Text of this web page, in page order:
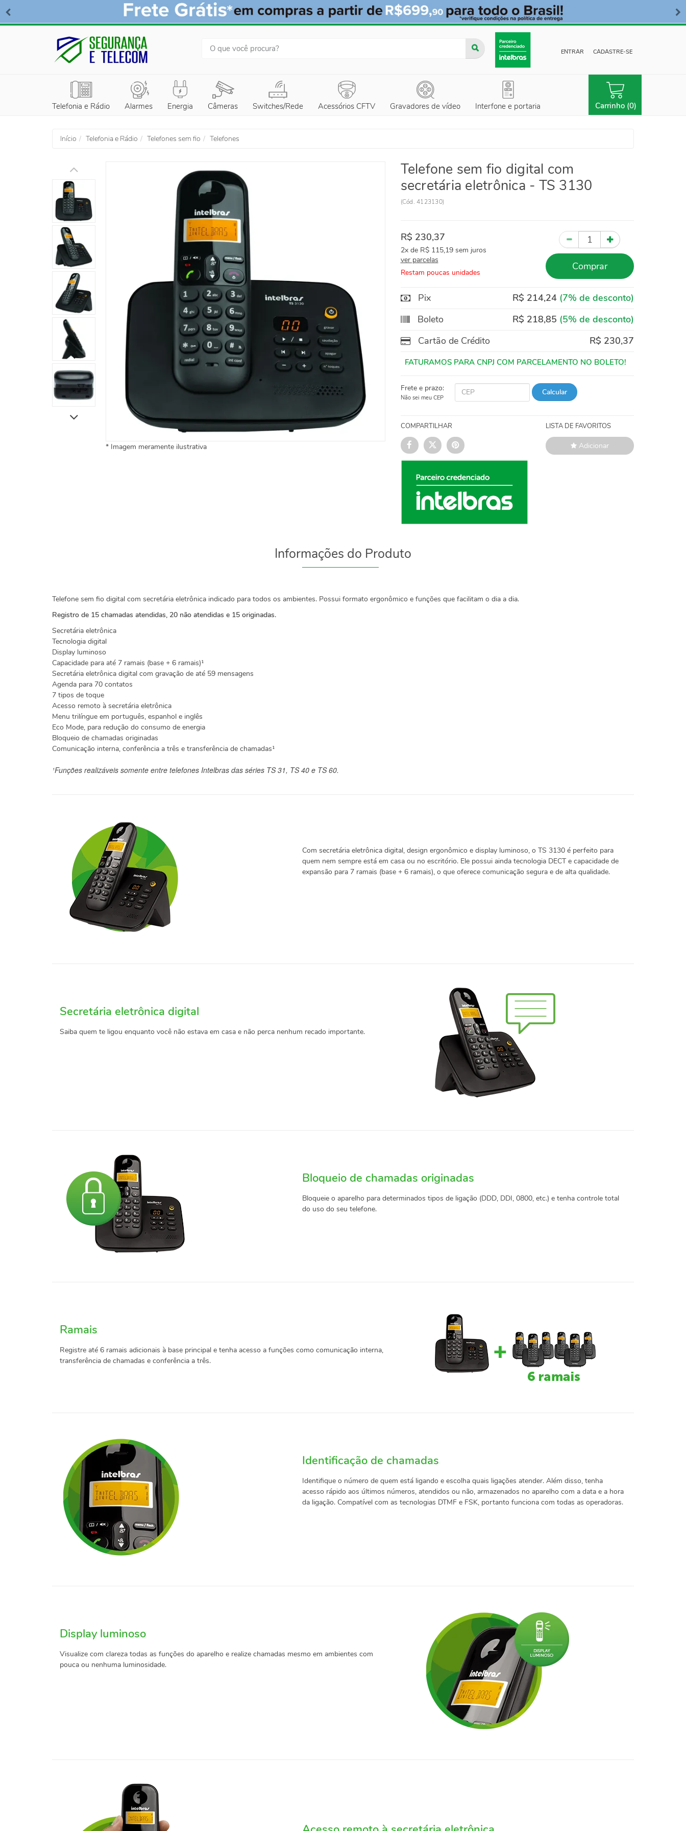
ENTRAR
CADASTRE-SE
Telefonia e Rádio Alarmes Energia Câmeras Switches/Rede Acessórios CFTV Gravadores de vídeo Interfone e portaria Carrinho (0)
Início Telefonia e Rádio Telefones sem fio Telefones
Telefone sem fio digital com
secretária eletrônica - TS 3130
(Cód. 4123130)
R$ 230,37
2xde R$ 115,19sem juros
ver parcelas
Restam poucas unidades
Quantidade
Comprar
Pix R$ 214,24 (7% de desconto)
Boleto
R$ 218,85 (5% de desconto)
Cartão de Crédito
R$ 230,37
Frete e prazo:
Não sei meu CEP
Calcular
COMPARTILHAR LISTA DE FAVORITOS
Adicionar
Informações do Produto
Telefone sem fio digital com secretária eletrônica indicado para todos os ambientes. Possui formato ergonômico e funções que facilitam o dia a dia.
Registro de 15 chamadas atendidas, 20 não atendidas e 15 originadas.
Secretária eletrônica
Tecnologia digital
Display luminoso
Capacidade para até 7 ramais (base + 6 ramais)¹
Secretária eletrônica digital com gravação de até 59 mensagens
Agenda para 70 contatos
7 tipos de toque
Acesso remoto à secretária eletrônica
Menu trilíngue em português, espanhol e inglês
Eco Mode, para redução do consumo de energia
Bloqueio de chamadas originadas
Comunicação interna, conferência a três e transferência de chamadas¹
¹Funções realizáveis somente entre telefones Intelbras das séries TS 31, TS 40 e TS 60.
Com secretária eletrônica digital, design ergonômico e display luminoso, o TS 3130 é perfeito para
quem nem sempre está em casa ou no escritório. Ele possui ainda tecnologia DECT e capacidade de
expansão para 7 ramais (base + 6 ramais), o que oferece comunicação segura e de alta qualidade.
Secretária eletrônica digital
Saiba quem te ligou enquanto você não estava em casa e não perca nenhum recado importante.
Bloqueio de chamadas originadas
Bloqueie o aparelho para determinados tipos de ligação (DDD, DDI, 0800, etc.) e tenha controle total
do uso do seu telefone.
Ramais
Registre até 6 ramais adicionais à base principal e tenha acesso a funções como comunicação interna,
transferência de chamadas e conferência a três.
Identificação de chamadas
Identifique o número de quem está ligando e escolha quais ligações atender. Além disso, tenha
acesso rápido aos últimos números, atendidos ou não, armazenados no aparelho com a data e a hora
da ligação. Compatível com as tecnologias DTMF e FSK, portanto funciona com todas as operadoras.
Display luminoso
Visualize com clareza todas as funções do aparelho e realize chamadas mesmo em ambientes com
pouca ou nenhuma luminosidade.